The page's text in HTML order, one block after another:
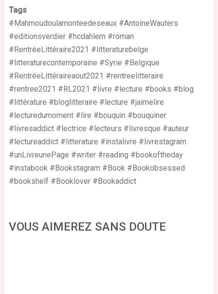
Tags
#Mahmoudoulamonteedeseaux #AntoineWauters
#editionsverdier #hcdahlem #roman
#RentréeLittéraire2021 #litteraturebelge
#litteraturecontemporaine #Syrie #Belgique
#RentréeLittéraireaout2021 #rentreelitteraire
#rentree2021 #RL2021 #livre #lecture #books #blog
#littérature #bloglitteraire #lecture #jaimelire
#lecturedumoment #lire #bouquin #bouquiner
#livresaddict #lectrice #lecteurs #livresque #auteur
#lectureaddict #litterature #instalivre #livrestagram
#unLivreunePage #writer #reading #bookoftheday
#instabook #Bookstagram #Book #Bookobsessed
#bookshelf #Booklover #Bookaddict
VOUS AIMEREZ SANS DOUTE